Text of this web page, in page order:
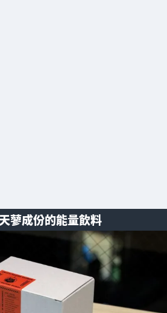
蓼成份的能量飲料